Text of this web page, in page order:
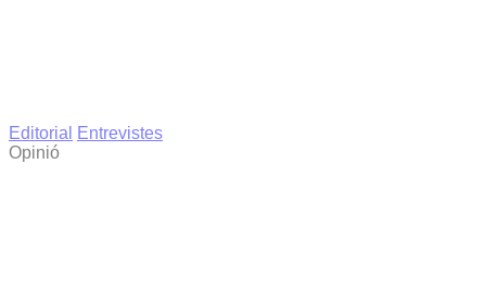
Editorial
Entrevistes
Opinió